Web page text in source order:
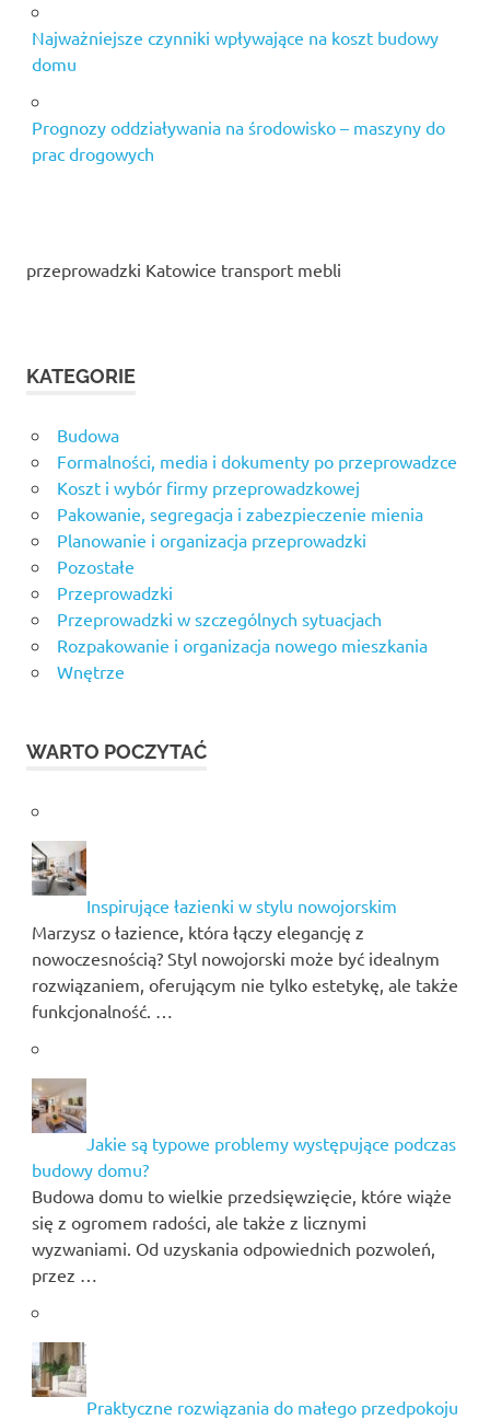
Najważniejsze czynniki wpływające na koszt budowy
domu
Prognozy oddziaływania na środowisko – maszyny do
prac drogowych
przeprowadzki Katowice transport mebli
KATEGORIE
Budowa
Formalności, media i dokumenty po przeprowadzce
Koszt i wybór firmy przeprowadzkowej
Pakowanie, segregacja i zabezpieczenie mienia
Planowanie i organizacja przeprowadzki
Pozostałe
Przeprowadzki
Przeprowadzki w szczególnych sytuacjach
Rozpakowanie i organizacja nowego mieszkania
Wnętrze
WARTO POCZYTAĆ
Inspirujące łazienki w stylu nowojorskim
Marzysz o łazience, która łączy elegancję z
nowoczesnością? Styl nowojorski może być idealnym
rozwiązaniem, oferującym nie tylko estetykę, ale także
funkcjonalność. …
Jakie są typowe problemy występujące podczas
budowy domu?
Budowa domu to wielkie przedsięwzięcie, które wiąże
się z ogromem radości, ale także z licznymi
wyzwaniami. Od uzyskania odpowiednich pozwoleń,
przez …
Praktyczne rozwiązania do małego przedpokoju